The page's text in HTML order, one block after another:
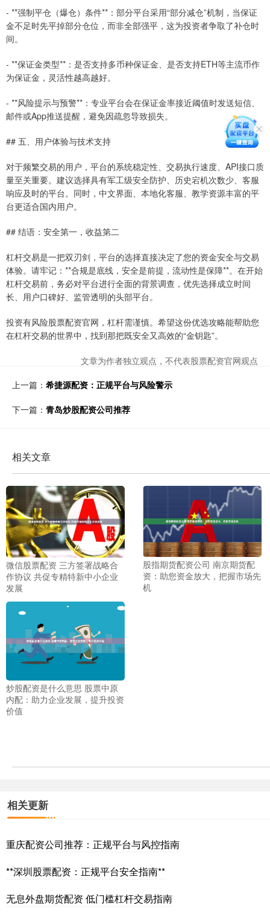
- **强制平仓（爆仓）条件**：部分平台采用“部分减仓”机制，当保证
金不足时先平掉部分仓位，而非全部强平，这为投资者争取了补仓时
间。
- **保证金类型**：是否支持多币种保证金、是否支持ETH等主流币作
为保证金，灵活性越高越好。
- **风险提示与预警**：专业平台会在保证金率接近阈值时发送短信、
邮件或App推送提醒，避免因疏忽导致损失。
## 五、用户体验与技术支持
对于频繁交易的用户，平台的系统稳定性、交易执行速度、API接口质
量至关重要。建议选择具有军工级安全防护、历史宕机次数少、客服
响应及时的平台。同时，中文界面、本地化客服、教学资源丰富的平
台更适合国内用户。
## 结语：安全第一，收益第二
杠杆交易是一把双刃剑，平台的选择直接决定了您的资金安全与交易
体验。请牢记：**合规是底线，安全是前提，流动性是保障**。在开始
杠杆交易前，务必对平台进行全面的背景调查，优先选择成立时间
长、用户口碑好、监管透明的头部平台。
投资有风险股票配资官网，杠杆需谨慎。希望这份优选攻略能帮助您
在杠杆交易的世界中，找到那把既安全又高效的“金钥匙”。
文章为作者独立观点，不代表股票配资官网观点
上一篇： 希捷源配资：正规平台与风险警示
下一篇： 青岛炒股配资公司推荐
相关文章
微信股票配资 三方签署战略合
作协议 共促专精特新中小企业
发展
股指期货配资公司 南京期货配
资：助您资金放大，把握市场先
机
炒股配资是什么意思 股票中原
内配：助力企业发展，提升投资
价值
相关更新
重庆配资公司推荐：正规平台与风控指南
**深圳股票配资：正规平台安全指南**
无息外盘期货配资 低门槛杠杆交易指南